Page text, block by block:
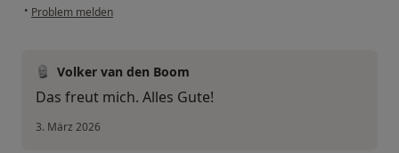
• Problem melden
Volker van den Boom
Das freut mich. Alles Gute!
3. März 2026